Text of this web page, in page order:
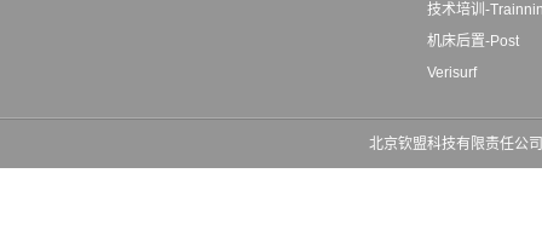
技术培训-
机床后置-Post
Verisurf
北京钦盟科技有限责任公